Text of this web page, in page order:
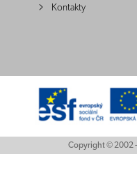
Kontakty
Copyright © 2002 -